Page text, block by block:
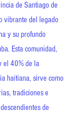
de Santiago de
vibrante del legado
y su profundo
Esta comunidad,
el 40% de la
haitiana, sirve como
tradiciones e
de